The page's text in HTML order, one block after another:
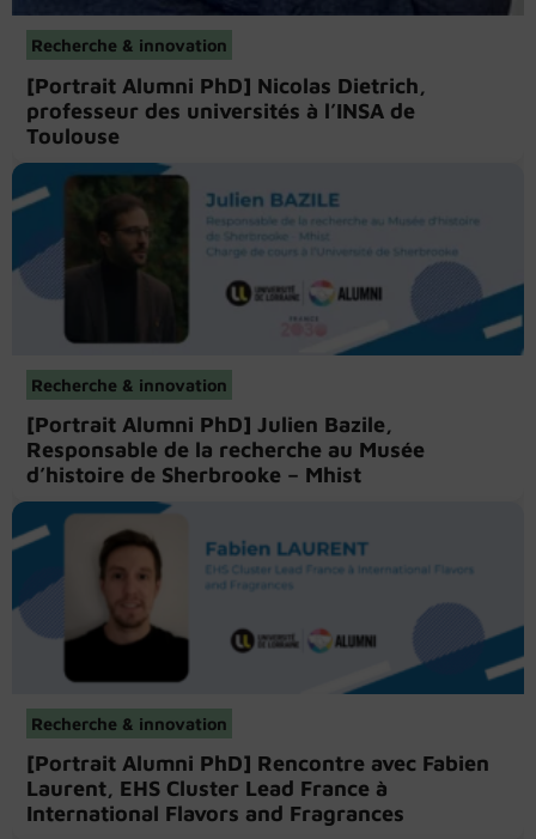
Recherche & innovation
[Portrait Alumni PhD] Nicolas Dietrich,
professeur des universités à l’INSA de
Toulouse
Recherche & innovation
[Portrait Alumni PhD] Julien Bazile,
Responsable de la recherche au Musée
d’histoire de Sherbrooke – Mhist
Recherche & innovation
[Portrait Alumni PhD] Rencontre avec Fabien
Laurent, EHS Cluster Lead France à
International Flavors and Fragrances